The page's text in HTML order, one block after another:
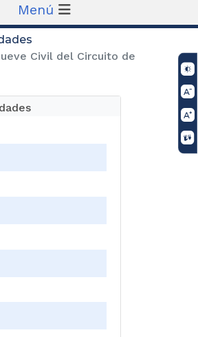
Menú
Civil del Circuito de